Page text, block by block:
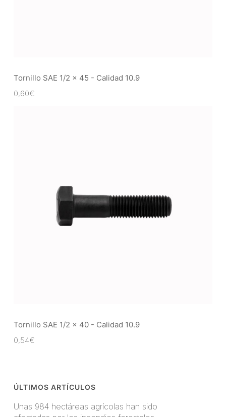
Tornillo SAE 1/2 x 45 - Calidad 10.9
0,60€
Tornillo SAE 1/2 x 40 - Calidad 10.9
0,54€
ÚLTIMOS ARTÍCULOS
Unas 984 hectáreas agrícolas han sido